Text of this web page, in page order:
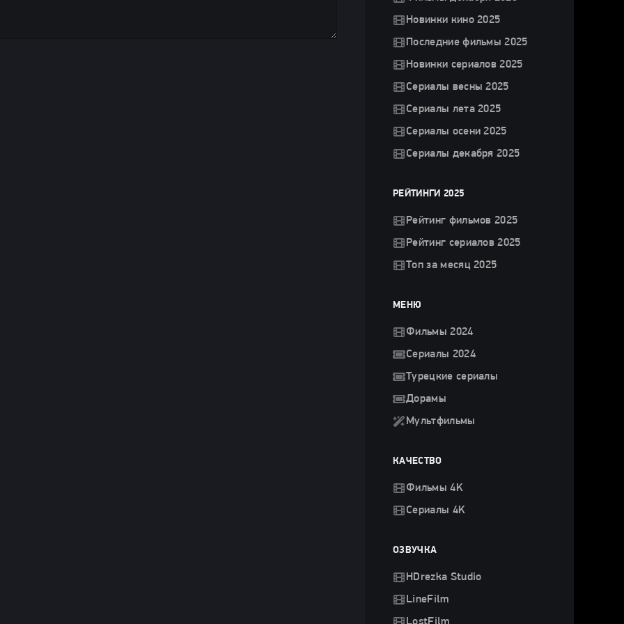
Новинки кино 2025
Последние фильмы 2025
Новинки сериалов 2025
Сериалы весны 2025
Сериалы лета 2025
Сериалы осени 2025
Сериалы декабря 2025
РЕЙТИНГИ 2025
Рейтинг фильмов 2025
Рейтинг сериалов 2025
Топ за месяц 2025
МЕНЮ
Фильмы 2024
Сериалы 2024
Турецкие сериалы
Дорамы
Мультфильмы
КАЧЕСТВО
Фильмы 4K
Сериалы 4K
ОЗВУЧКА
HDrezka Studio
LineFilm